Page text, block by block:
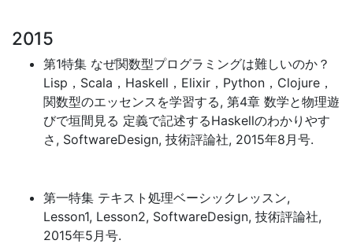
2015
第1特集 なぜ関数型プログラミングは難しいのか？
Lisp，Scala，Haskell，Elixir，Python，Clojure，
関数型のエッセンスを学習する, 第4章 数学と物理遊
びで垣間見る 定義で記述するHaskellのわかりやす
さ, SoftwareDesign, 技術評論社, 2015年8月号.
第一特集 テキスト処理ベーシックレッスン,
Lesson1, Lesson2, SoftwareDesign, 技術評論社,
2015年5月号.